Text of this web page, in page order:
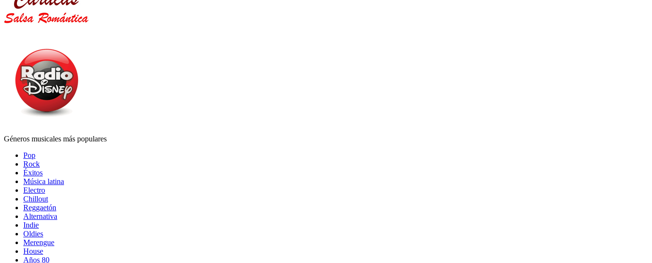
Géneros musicales más populares
Pop
Rock
Éxitos
Música latina
Electro
Chillout
Reggaetón
Alternativa
Indie
Oldies
Merengue
House
Años 80